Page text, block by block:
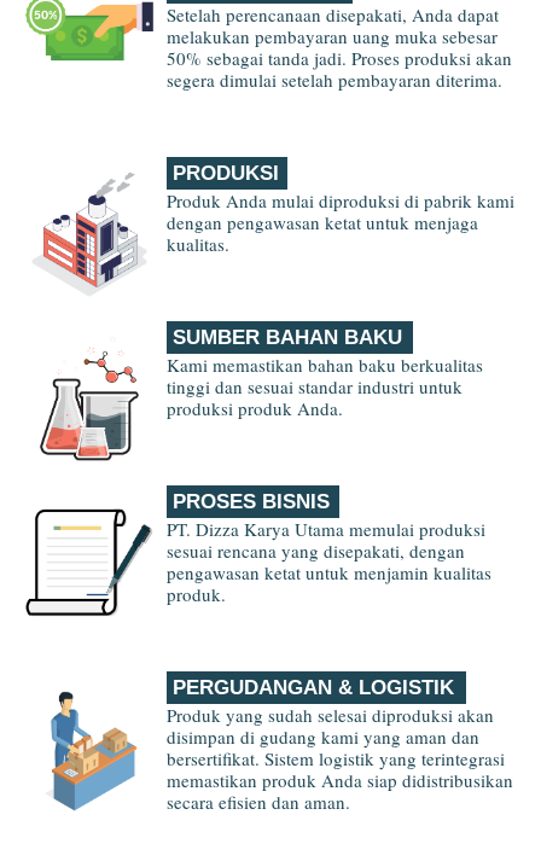
Setelah perencanaan disepakati, Anda dapat
melakukan pembayaran uang muka sebesar
50% sebagai tanda jadi. Proses produksi akan
segera dimulai setelah pembayaran diterima.
PRODUKSI
Produk Anda mulai diproduksi di pabrik kami
dengan pengawasan ketat untuk menjaga
kualitas.
SUMBER BAHAN BAKU
Kami memastikan bahan baku berkualitas
tinggi dan sesuai standar industri untuk
produksi produk Anda.
PROSES BISNIS
PT. Dizza Karya Utama memulai produksi
sesuai rencana yang disepakati, dengan
pengawasan ketat untuk menjamin kualitas
produk.
PERGUDANGAN & LOGISTIK
Produk yang sudah selesai diproduksi akan
disimpan di gudang kami yang aman dan
bersertifikat. Sistem logistik yang terintegrasi
memastikan produk Anda siap didistribusikan
secara efisien dan aman.